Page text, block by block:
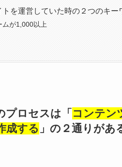
を運営していた時の２つのキー
ムが1,000以上
プロセスは「 コンテン
成する 」の２通りがあ